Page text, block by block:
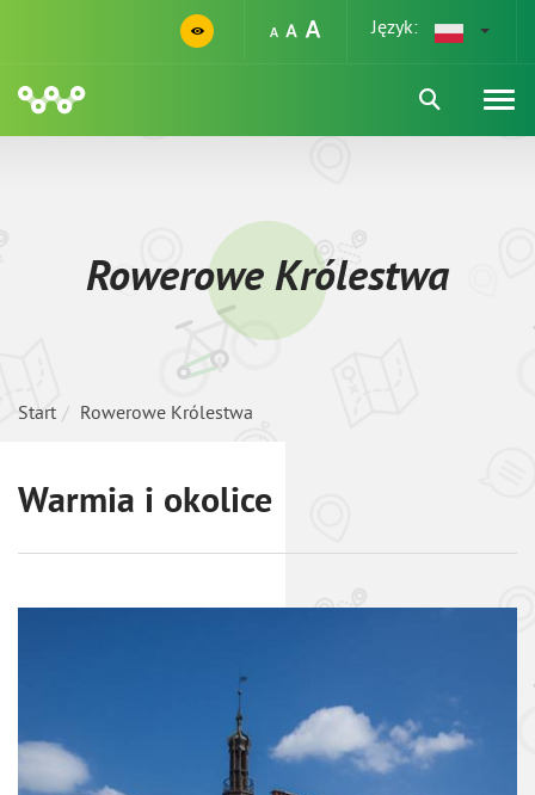
Język:
Rowerowe Królestwa
Start Rowerowe Królestwa
Warmia i okolice